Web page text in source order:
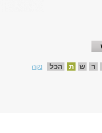
ר ש ת הכל נקה